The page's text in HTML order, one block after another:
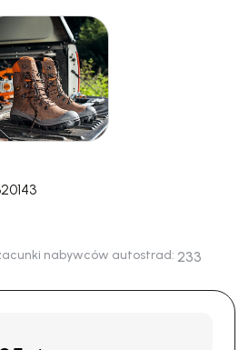
nabywców autostrad: 233